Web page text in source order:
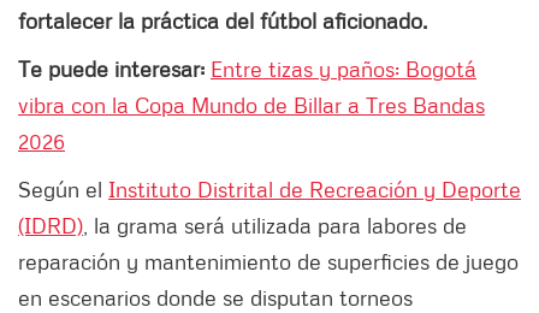
fortalecer la práctica del fútbol aficionado.
Te puede interesar: Entre tizas y paños: Bogotá
vibra con la Copa Mundo de Billar a Tres Bandas
2026
Según el Instituto Distrital de Recreación y Deporte
(IDRD) , la grama será utilizada para labores de
reparación y mantenimiento de superficies de juego
en escenarios donde se disputan torneos